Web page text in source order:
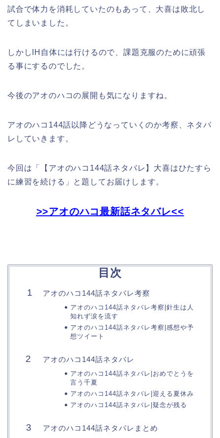
試合で体力を消耗していたのもあって、大喜は敗北し
てしまいました。
しかしIH自体には行けるので、課題克服のために頑張
る事にするのでした。
今後のアオのハコの展開も気になりますね。
アオのハコ144話以降どうなっていくのか考察、ネタバ
レしていきます。
今回は「【アオのハコ144話ネタバレ】大喜はひたすら
に練習を続ける 」と題してお届けします。
>>アオのハコ最新話ネタバレ<<
目次
アオのハコ144話ネタバレ考察
アオのハコ144話ネタバレ考察|針生は人
知れず涙を流す
アオのハコ144話ネタバレ考察|感想や予
想ツイート
アオのハコ144話ネタバレ
アオのハコ144話ネタバレ|おめでとうを
言う千夏
アオのハコ144話ネタバレ|迎える夏休み
アオのハコ144話ネタバレ|疑念が残る
アオのハコ144話ネタバレまとめ